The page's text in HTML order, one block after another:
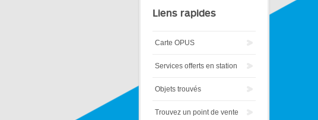
Liens rapides
Carte OPUS
Services offerts en station
Objets trouvés
Trouvez un point de vente